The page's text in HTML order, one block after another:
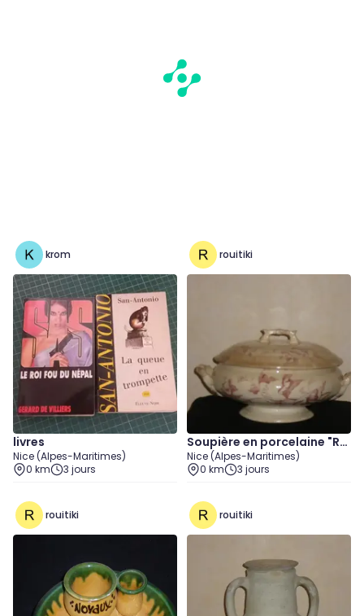
krom
livres
Nice (Alpes-Maritimes)
0 km
3 jours
rouitiki
Soupière en porcelaine "Ro
se de Noël"
Nice (Alpes-Maritimes)
0 km
3 jours
rouitiki rouitiki